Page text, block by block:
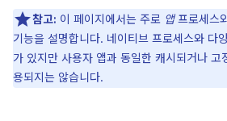
참고: 이 페이지에서는 주로 앱프로세스
기능을 설명합니다. 네이티브 프로세스와 다
가 있지만 사용자 앱과 동일한 캐시되거나 고
용되지는 않습니다.